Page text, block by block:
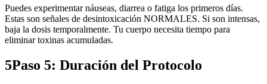
Puedes experimentar náuseas, diarrea o fatiga los primeros días.
Estas son señales de desintoxicación NORMALES. Si son intensas,
baja la dosis temporalmente. Tu cuerpo necesita tiempo para
eliminar toxinas acumuladas.
5Paso 5: Duración del Protocolo